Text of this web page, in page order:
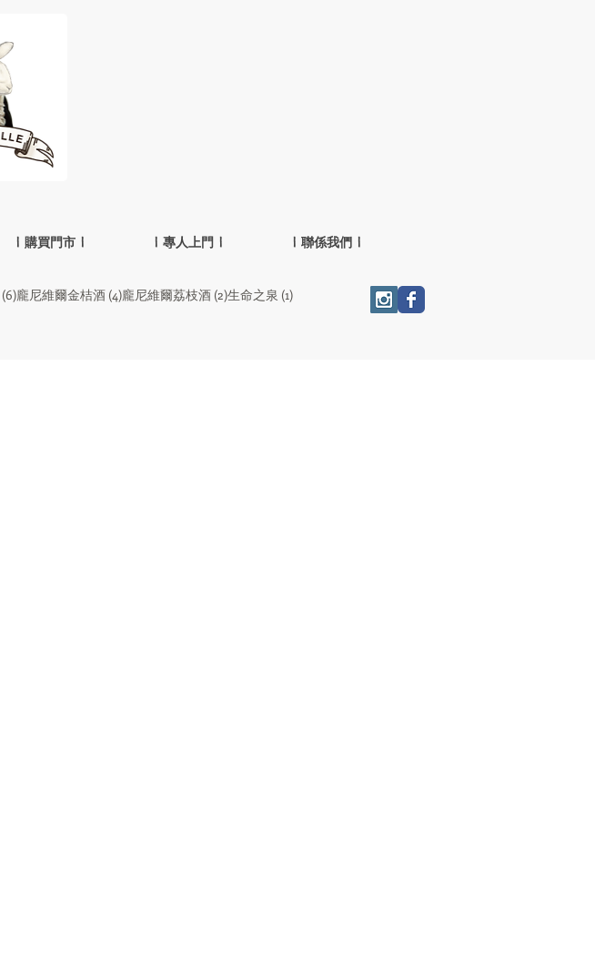
| 購買門市 | | 專人上門 | | 聯係我們 |
(6)6 篇文章
龐尼維爾金桔酒 (4)4 篇文章
龐尼維爾荔枝酒 (2)2 篇文章
生命之泉 (1)1 篇文章